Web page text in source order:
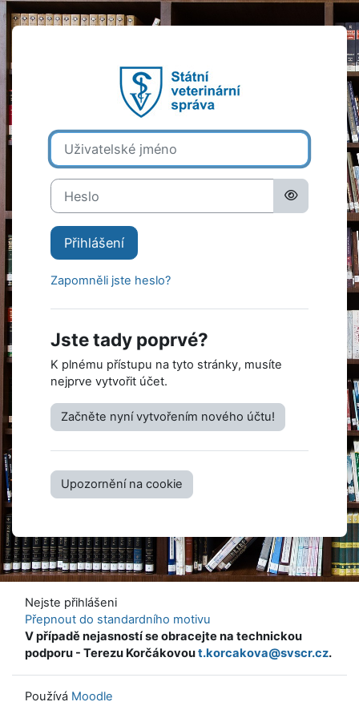
Přejít k hlavnímu obsahu
Přihlášení do
Přeskočit na vytvoření nového účtu
Uživatelské jméno
Heslo
Přihlášení
Zapomněli jste heslo?
Jste tady poprvé?
K plnému přístupu na tyto stránky, musíte
nejprve vytvořit účet.
Začněte nyní vytvořením nového účtu!
Upozornění na cookie
Nejste přihlášeni
Přepnout do standardního motivu
V případě nejasností se obracejte na technickou
podporu - Terezu Korčákovout.korcakova@svscr.cz.
Používá Moodle